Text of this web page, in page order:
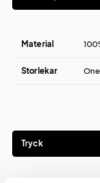
Material
Storlekar
Tryck